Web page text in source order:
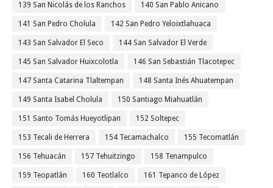
139 San Nicolás de los Ranchos 140 San Pablo Anicano
141 San Pedro Cholula 142 San Pedro Yeloixtlahuaca
143 San Salvador El Seco 144 San Salvador El Verde
145 San Salvador Huixcolotla 146 San Sebastián Tlacotepec
147 Santa Catarina Tlaltempan 148 Santa Inés Ahuatempan
149 Santa Isabel Cholula 150 Santiago Miahuatlán
151 Santo Tomás Hueyotlipan 152 Soltepec
153 Tecali de Herrera 154 Tecamachalco 155 Tecomatlán
156 Tehuacán 157 Tehuitzingo 158 Tenampulco
159 Teopatlán 160 Teotlalco 161 Tepanco de López